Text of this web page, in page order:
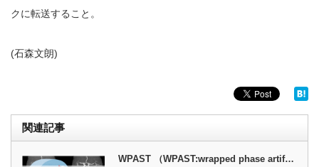
クに転送すること。
(石森文朗)
関連記事
WPAST （WPAST:wrapped phase artif…